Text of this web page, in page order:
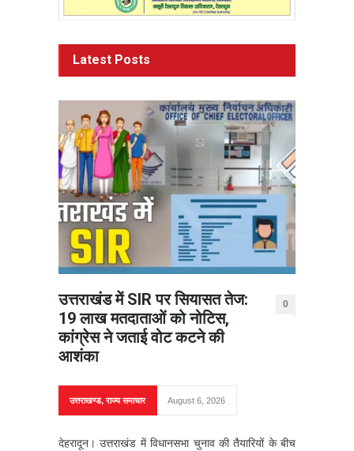
Latest Posts
उत्तराखंड में SIR पर सियासत तेज:
19 लाख मतदाताओं को नोटिस,
कांग्रेस ने जताई वोट कटने की
आशंका
0
उत्तराखण्ड,राज्य समाचार August 6, 2026
देहरादून। उत्तराखंड में विधानसभा चुनाव की तैयारियों के बीच